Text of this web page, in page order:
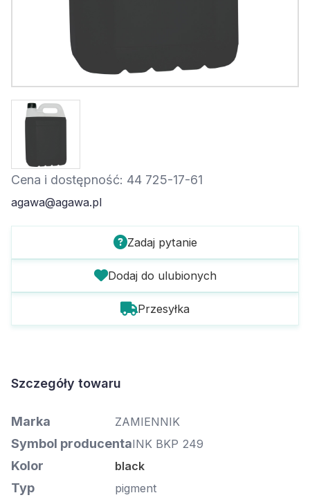
Cena i dostępność: 44 725-17-61
agawa@agawa.pl
Zadaj pytanie
Dodaj do ulubionych
Przesyłka
Szczegóły towaru
Marka ZAMIENNIK
Symbol producentaINK BKP 249
Kolor black
Typ pigment